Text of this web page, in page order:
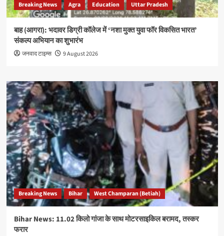
Breaking News Agra Education Uttar Pradesh
बाह (आगरा): भदावर डिग्री कॉलेज में ‘नशा मुक्त युवा फॉर विकसित भारत’
संकल्प अभियान का शुभारंभ
जनवाद टाइम्स 9 August 2026
Breaking News Bihar West Champaran (Betiah)
Bihar News: 11.02 किलो गांजा के साथ मोटरसाइकिल बरामद, तस्कर
फरार